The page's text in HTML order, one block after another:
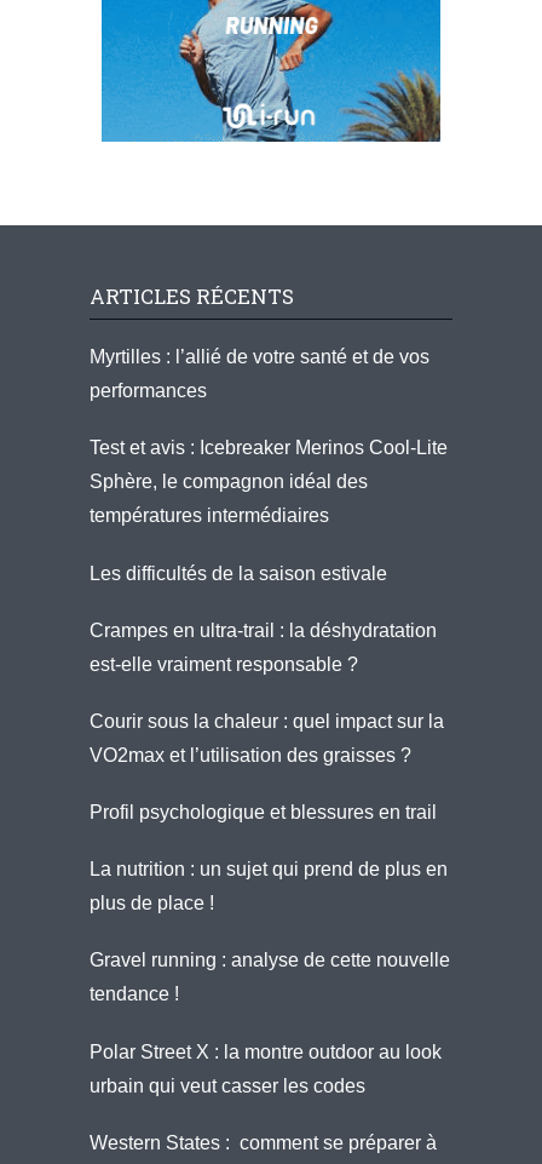
ARTICLES RÉCENTS
Myrtilles : l’allié de votre santé et de vos
performances
Test et avis : Icebreaker Merinos Cool-Lite
Sphère, le compagnon idéal des
températures intermédiaires
Les difficultés de la saison estivale
Crampes en ultra-trail : la déshydratation
est-elle vraiment responsable ?
Courir sous la chaleur : quel impact sur la
VO2max et l’utilisation des graisses ?
Profil psychologique et blessures en trail
La nutrition : un sujet qui prend de plus en
plus de place !
Gravel running : analyse de cette nouvelle
tendance !
Polar Street X : la montre outdoor au look
urbain qui veut casser les codes
Western States : comment se préparer à